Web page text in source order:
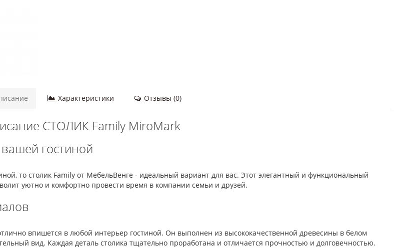
Характеристики Отзывы (0)
СТОЛИК Family MiroMark
гостиной
то столик Family от МебельВенге - идеальный вариант для вас. Этот элегантный и функциональный
уютно и комфортно провести время в компании семьи и друзей.
впишется в любой интерьер гостиной. Он выполнен из высококачественной древесины в белом
вид. Каждая деталь столика тщательно проработана и отличается прочностью и долговечностью.